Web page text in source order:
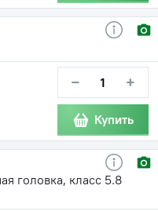
− +
Купить
головка, класс 5.8